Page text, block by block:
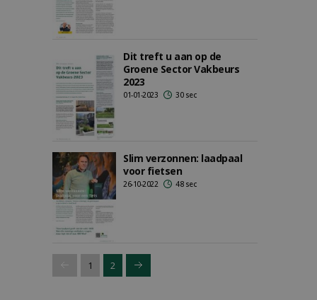
Dit treft u aan op de
Groene Sector Vakbeurs
2023
01-01-2023 30 sec
Slim verzonnen: laadpaal
voor fietsen
26-10-2022 48 sec
1 2